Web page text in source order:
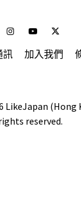
InstagramYoutubeTwitter
訊 加入我們
LikeJapan (Hong
reserved.